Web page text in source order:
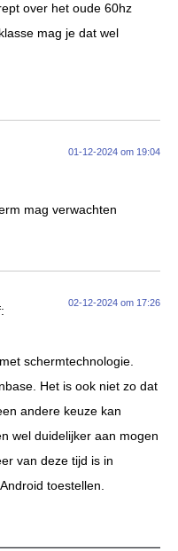
over het oude 60hz
mag je dat wel
01-12-2024 om 19:04
mag verwachten
02-12-2024 om 17:26
schermtechnologie.
Het is ook niet zo dat
andere keuze kan
wel duidelijker aan mogen
van deze tijd is in
toestellen.